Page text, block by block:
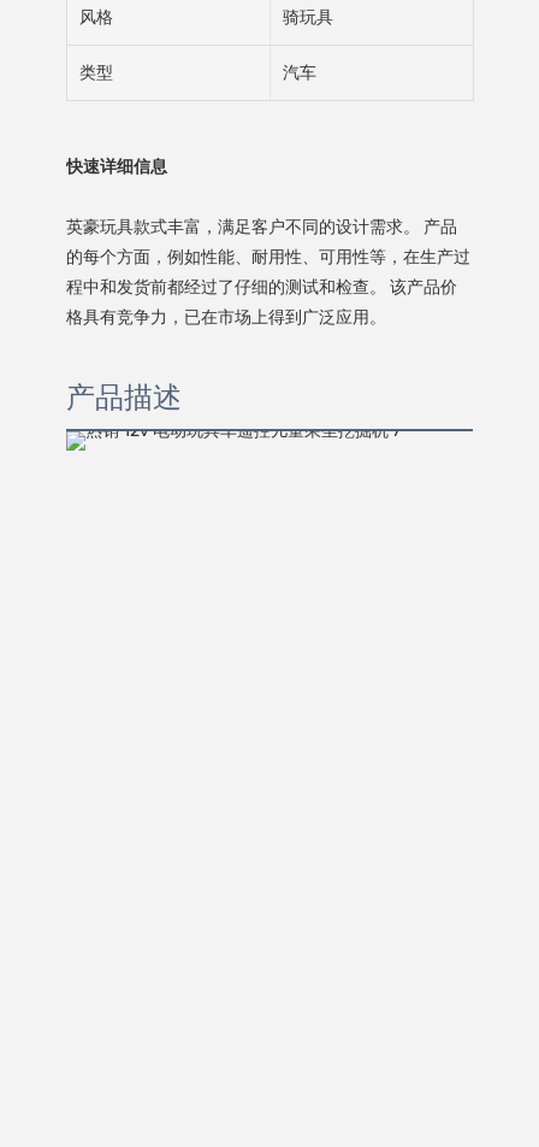
风格 骑玩具
类型 汽车
快速详细信息
英豪玩具款式丰富，满足客户不同的设计需求。 产品
的每个方面，例如性能、耐用性、可用性等，在生产过
程中和发货前都经过了仔细的测试和检查。 该产品价
格具有竞争力，已在市场上得到广泛应用。
产品描述